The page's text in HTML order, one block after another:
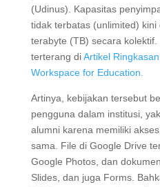
(Udinus). Kapasitas
tidak terbatas (unlimited)
terabyte (TB) secara
terterang diArtikel
Workspace for Education.
Artinya, kebijakan tersebut
pengguna dalam institusi,
alumni karena memiliki
sama. File di Google Drive
Google Photos, dan
Slides, dan juga Forms.